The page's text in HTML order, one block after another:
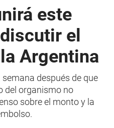
este
el
Argentina
después de que
del organismo no
sobre el monto y la